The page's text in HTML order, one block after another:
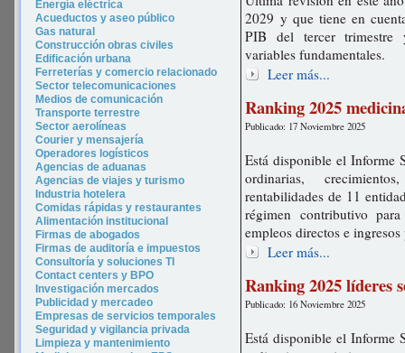
Energía eléctrica
Acueductos y aseo público
Gas natural
Construcción obras civiles
Edificación urbana
Ferreterías y comercio relacionado
Sector telecomunicaciones
Medios de comunicación
Transporte terrestre
Sector aerolíneas
Courier y mensajería
Operadores logísticos
Agencias de aduanas
Agencias de viajes y turismo
Industria hotelera
Comidas rápidas y restaurantes
Alimentación institucional
Firmas de abogados
Firmas de auditoría e impuestos
Consultoría y soluciones TI
Contact centers y BPO
Investigación mercados
Publicidad y mercadeo
Empresas de servicios temporales
Seguridad y vigilancia privada
Limpieza y mantenimiento
2029 y que tiene en
PIB del tercer trimestre
variables fundamentales.
Leer más...
Ranking 2025
Publicado: 17 Noviembre 2025
Está disponible el Informe
ordinarias,
rentabilidades de 11
régimen contributivo
empleos directos e
Leer más...
Ranking 2025 líderes
Publicado: 16 Noviembre 2025
Está disponible el Informe